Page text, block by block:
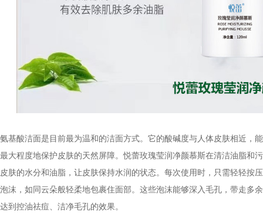
氨基酸洁面是目前最为温和的洁面方式。它的酸碱度与人体皮肤相近，
最大程度地保护皮肤的天然屏障。悦蕾玫瑰莹润净颜慕斯在清洁油脂和
皮肤的水分和油脂，让皮肤保持水润的状态。每次使用时，只需轻轻按
泡沫，如同云朵般轻柔地包裹住面部。这些泡沫能够深入毛孔，带走多
达到控油祛痘、洁净毛孔的效果。